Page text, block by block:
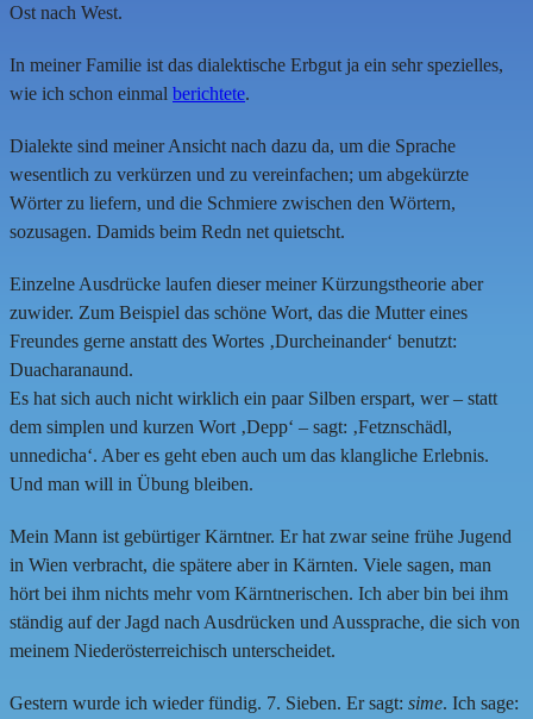
Ost nach West.
In meiner Familie ist das dialektische Erbgut ja ein sehr spezielles,
wie ich schon einmal berichtete.
Dialekte sind meiner Ansicht nach dazu da, um die Sprache
wesentlich zu verkürzen und zu vereinfachen; um abgekürzte
Wörter zu liefern, und die Schmiere zwischen den Wörtern,
sozusagen. Damids beim Redn net quietscht.
Einzelne Ausdrücke laufen dieser meiner Kürzungstheorie aber
zuwider. Zum Beispiel das schöne Wort, das die Mutter eines
Freundes gerne anstatt des Wortes ‚Durcheinander‘ benutzt:
Duacharanaund.
Es hat sich auch nicht wirklich ein paar Silben erspart, wer – statt
dem simplen und kurzen Wort ‚Depp‘ – sagt: ‚Fetznschädl,
unnedicha‘. Aber es geht eben auch um das klangliche Erlebnis.
Und man will in Übung bleiben.
Mein Mann ist gebürtiger Kärntner. Er hat zwar seine frühe Jugend
in Wien verbracht, die spätere aber in Kärnten. Viele sagen, man
hört bei ihm nichts mehr vom Kärntnerischen. Ich aber bin bei ihm
ständig auf der Jagd nach Ausdrücken und Aussprache, die sich von
meinem Niederösterreichisch unterscheidet.
Gestern wurde ich wieder fündig. 7. Sieben. Er sagt: sime. Ich sage: